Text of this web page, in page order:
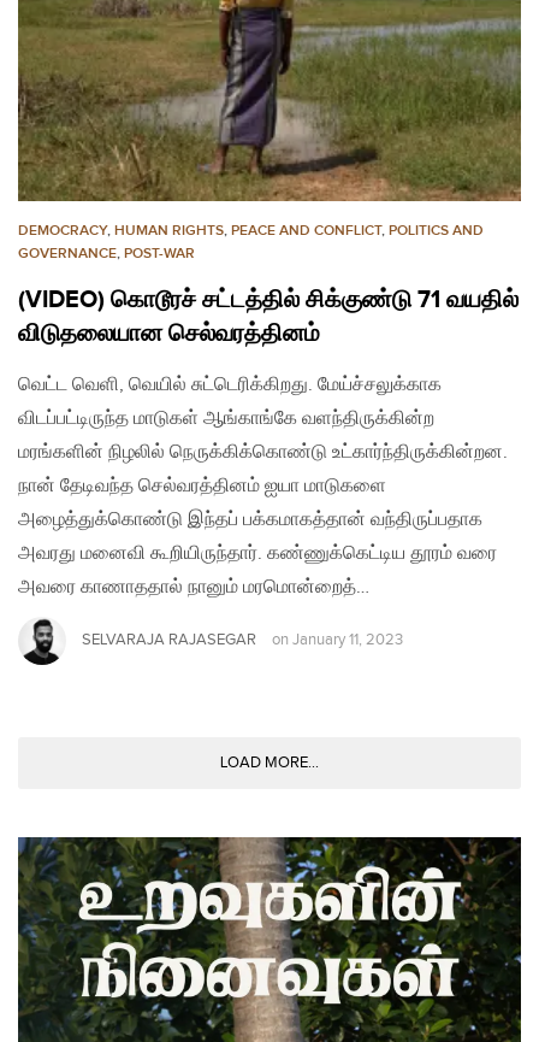
DEMOCRACY, HUMAN RIGHTS, PEACE AND CONFLICT, POLITICS AND
GOVERNANCE, POST-WAR
(VIDEO) கொடூரச் சட்டத்தில் சிக்குண்டு 71 வயதில்
விடுதலையான செல்வரத்தினம்
வெட்ட வெளி, வெயில் சுட்டெரிக்கிறது. மேய்ச்சலுக்காக
விடப்பட்டிருந்த மாடுகள் ஆங்காங்கே வளந்திருக்கின்ற
மரங்களின் நிழலில் நெருக்கிக்கொண்டு உட்கார்ந்திருக்கின்றன.
நான் தேடிவந்த செல்வரத்தினம் ஐயா மாடுகளை
அழைத்துக்கொண்டு இந்தப் பக்கமாகத்தான் வந்திருப்பதாக
அவரது மனைவி கூறியிருந்தார். கண்ணுக்கெட்டிய தூரம் வரை
அவரை காணாததால் நானும் மரமொன்றைத்…
SELVARAJA RAJASEGAR on January 11, 2023
LOAD MORE...